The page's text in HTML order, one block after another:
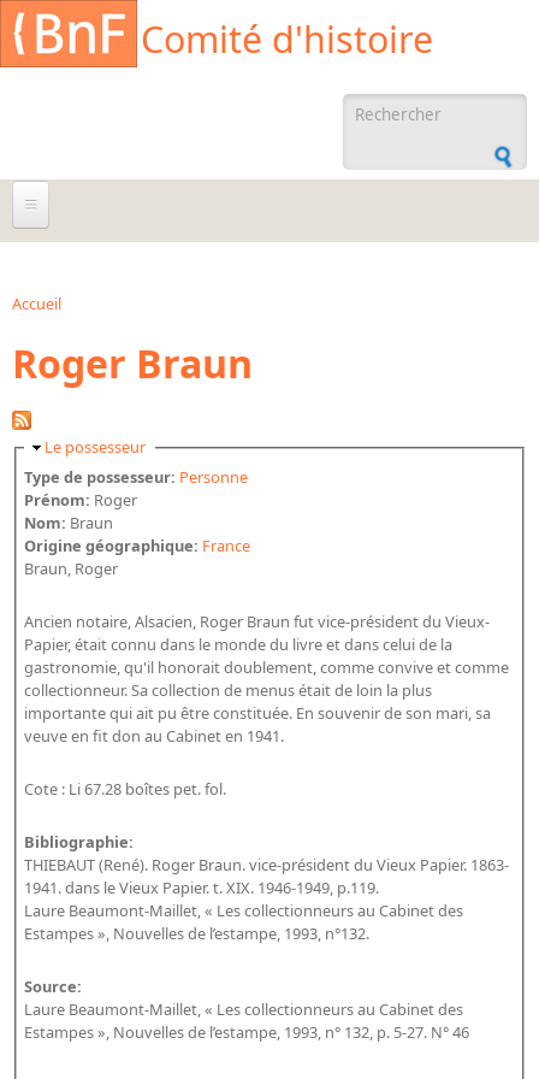
Aller au contenu principal
Comité d'histoire
recherche
À propos
Agenda
Ressources documentaires
Archives orales
Bibliographies
Bibliographie sur la BnF
Bibliographie historique de la Bibliothèque nationale de
France
Dictionnaire de la BnF
Dictionnaire BnF : recherche avancée
Dictionnaire BnF : index
provenances
L'histoire de la BnF en objets
Explorer
Rapports d'activité de la Bibliothèque
Répertoire
Accueil
Roger Braun
Masquer
Le possesseur
Type de possesseur: Personne
Prénom: Roger
Nom: Braun
Origine géographique: France
Braun, Roger
Ancien notaire, Alsacien, Roger Braun fut vice-président du Vieux-
Papier, était connu dans le monde du livre et dans celui de la
gastronomie, qu'il honorait doublement, comme convive et comme
collectionneur. Sa collection de menus était de loin la plus
importante qui ait pu être constituée. En souvenir de son mari, sa
veuve en fit don au Cabinet en 1941.
Cote : Li 67.28 boîtes pet. fol.
Bibliographie:
THIEBAUT (René). Roger Braun. vice-président du Vieux Papier. 1863-
1941. dans le Vieux Papier. t. XIX. 1946-1949, p.119.
Laure Beaumont-Maillet, « Les collectionneurs au Cabinet des
Estampes », Nouvelles de l’estampe, 1993, n°132.
Source:
Laure Beaumont-Maillet, « Les collectionneurs au Cabinet des
Estampes », Nouvelles de l’estampe, 1993, n° 132, p. 5-27. N° 46
Cookies management panel